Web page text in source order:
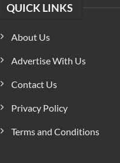
QUICK LINKS
About Us
Advertise With Us
Contact Us
Privacy Policy
Terms and Conditions